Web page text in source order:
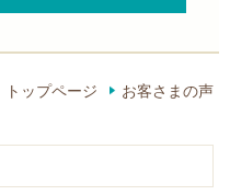
トップページ お客さまの声